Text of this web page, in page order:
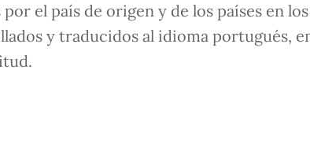
el país de origen y de los países en
y traducidos al idioma portugués,